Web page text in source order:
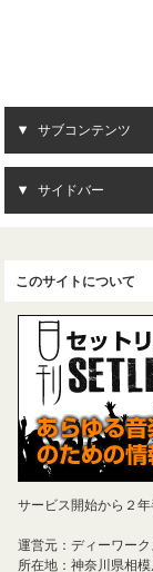
サブコンテンツ
サイドバー
このサイトについて
サービス開始から２
運営元：ディーワーク
所在地：神奈川県相